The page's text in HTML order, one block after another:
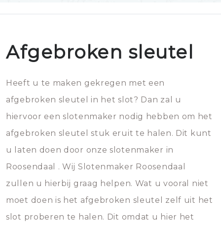
Afgebroken sleutel
Heeft u te maken gekregen met een
afgebroken sleutel in het slot? Dan zal u
hiervoor een slotenmaker nodig hebben om het
afgebroken sleutel stuk eruit te halen. Dit kunt
u laten doen door onze slotenmaker in
Roosendaal . Wij Slotenmaker Roosendaal
zullen u hierbij graag helpen. Wat u vooral niet
moet doen is het afgebroken sleutel zelf uit het
slot proberen te halen. Dit omdat u hier het